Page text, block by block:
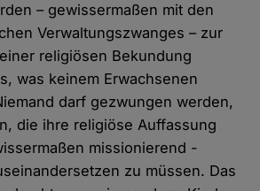
– gewissermaßen mit den
Verwaltungszwanges – zur
religiösen Bekundung
was keinem Erwachsenen
darf gezwungen werden,
die ihre religiöse Auffassung
missionierend -
zu müssen. Das